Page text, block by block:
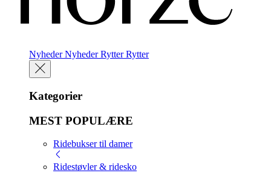
Nyheder Nyheder Rytter Rytter
Kategorier
MEST POPULÆRE
Ridebukser til damer
Ridestøvler & ridesko